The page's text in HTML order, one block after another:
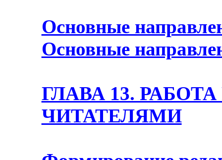
Основные
Основные
ГЛАВА 13.
ЧИТАТЕЛЯМИ